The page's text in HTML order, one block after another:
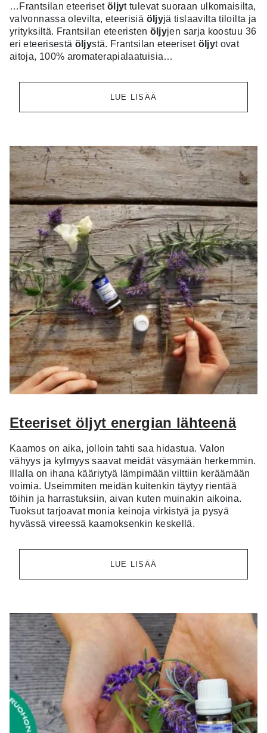
…Frantsilan eteeriset öljyt tulevat suoraan ulkomaisilta,
valvonnassa olevilta, eteerisiä öljyjä tislaavilta tiloilta ja
yrityksiltä. Frantsilan eteeristen öljyjen sarja koostuu 36
eri eteerisestä öljystä. Frantsilan eteeriset öljyt ovat
aitoja, 100% aromaterapialaatuisia…
LUE LISÄÄ
Eteeriset öljyt energian lähteenä
Kaamos on aika, jolloin tahti saa hidastua. Valon
vähyys ja kylmyys saavat meidät väsymään herkemmin.
Illalla on ihana kääriytyä lämpimään vilttiin keräämään
voimia. Useimmiten meidän kuitenkin täytyy rientää
töihin ja harrastuksiin, aivan kuten muinakin aikoina.
Tuoksut tarjoavat monia keinoja virkistyä ja pysyä
hyvässä vireessä kaamoksenkin keskellä.
LUE LISÄÄ